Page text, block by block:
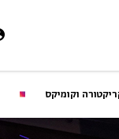
וקומיקס